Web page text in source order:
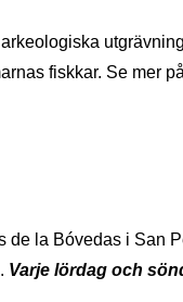
fiskkar. Se mer
de la Bóvedas i San
Varje lördag och